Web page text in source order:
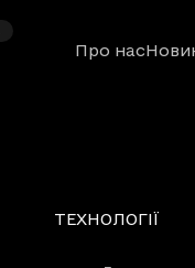
Про нас
Рубрики
ТЕХНОЛОГІЇ